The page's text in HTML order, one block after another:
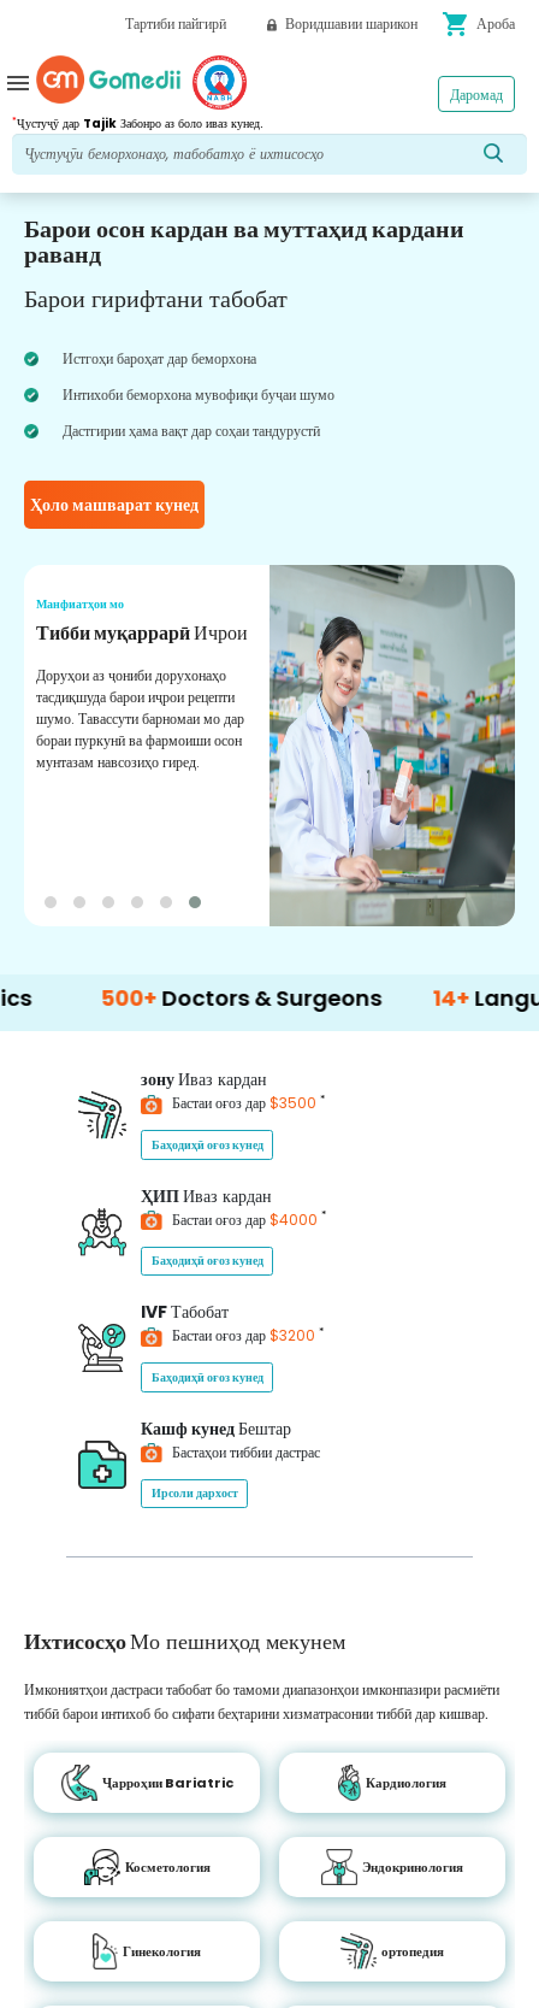
Тартиби пайгирӣ Воридшавии шарикон shopping_cart Ароба
*Ҷустуҷӯ дар Tajik Забонро аз боло иваз кунед.
Даромад
menu
Барои осон кардан ва муттаҳид кардани
раванд
Барои гирифтани табобат
Истгоҳи бароҳат дар беморхона
Интихоби беморхона мувофиқи буҷаи шумо
Дастгирии ҳама вақт дар соҳаи тандурустӣ
Ҳоло машварат кунед
Манфиатҳои мо
Тибби муқаррарӣИчрои
Доруҳои аз ҷониби дорухонаҳо
тасдиқшуда барои иҷрои рецепти
шумо. Тавассути барномаи мо дар
бораи пуркунӣ ва фармоиши осон
мунтазам навсозиҳо гиред.
500+ Doctors & Surgeons 14+ Language
зонуИваз кардан
Бастаи оғоз дар$3500 *
Баҳодиҳӣ оғоз кунед
ҲИПИваз кардан
Бастаи оғоз дар$4000 *
Баҳодиҳӣ оғоз кунед
IVFТабобат
Бастаи оғоз дар$3200 *
Баҳодиҳӣ оғоз кунед
Кашф кунедБештар
Бастаҳои тиббии дастрас
Ирсоли дархост
ИхтисосҳоМо пешниҳод мекунем
Имкониятҳои дастраси табобат бо тамоми диапазонҳои имконпазири расмиёти
тиббӣ барои интихоб бо сифати беҳтарини хизматрасонии тиббӣ дар кишвар.
Ҷарроҳии Bariatric Кардиология
Косметология Эндокринология
Гинекология ортопедия